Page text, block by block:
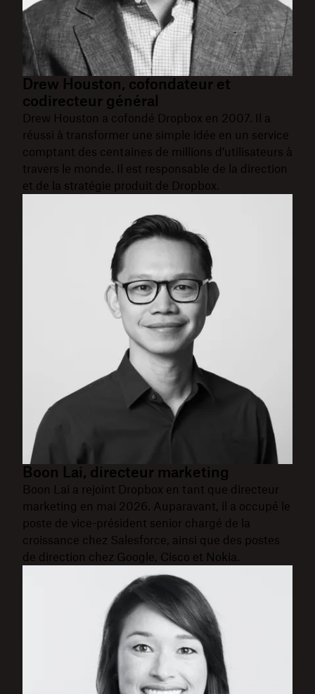
Drew Houston, cofondateur et
codirecteur général
Drew Houston a cofondé Dropbox en 2007. Il a
réussi à transformer une simple idée en un service
comptant des centaines de millions d’utilisateurs à
travers le monde. Il est responsable de la direction
et de la stratégie produit de Dropbox.
Boon Lai, directeur marketing
Boon Lai a rejoint Dropbox en tant que directeur
marketing en mai 2026. Auparavant, il a occupé le
poste de vice-président senior chargé de la
croissance chez Salesforce, ainsi que des postes
de direction chez Google, Cisco et Nokia.